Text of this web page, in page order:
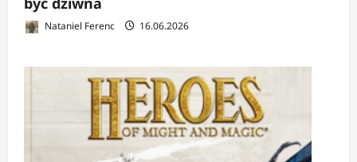
Nataniel Ferenc 16.06.2026